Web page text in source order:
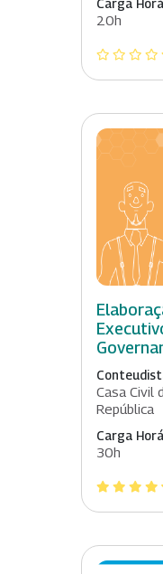
Carga
20h
Casa Civil
República
Carga
30h